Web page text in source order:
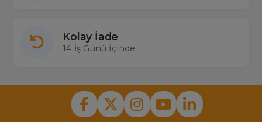
Kolay İade
14 İş Günü İçinde